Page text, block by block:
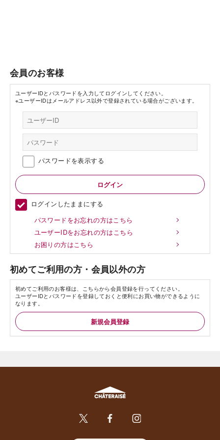
会員のお客様
ユーザーIDとパスワードを入力してログインしてください。
※ユーザーIDはメールアドレス以外で登録されている場合がございます。
パスワードを表示する
ログインしたままにする
パスワードをお忘れの方はこちら
ユーザーIDをお忘れの方はこちら
お困りの方はこちら
初めてご利用の方・会員以外の方
初めてご利用のお客様は、こちらから会員登録を行ってください。
ユーザーIDとパスワードを登録しておくと便利にお買い物ができるように
なります。